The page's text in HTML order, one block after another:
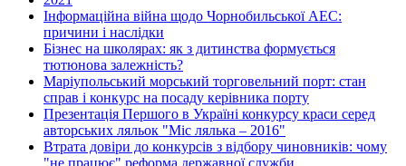
Інформаційна війна щодо Чорнобильської АЕС:
причини і наслідки
Бізнес на школярах: як з дитинства формується
тютюнова залежність?
Маріупольський морський торговельний порт: стан
справ і конкурс на посаду керівника порту
Презентація Першого в Україні конкурсу краси серед
авторських ляльок "Міс лялька – 2016"
Втрата довіри до конкурсів з відбору чиновників: чому
"не працює" реформа державної служби